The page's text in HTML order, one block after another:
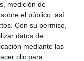
medición de
el público, así
Con su permiso,
datos de
mediante las
clic para